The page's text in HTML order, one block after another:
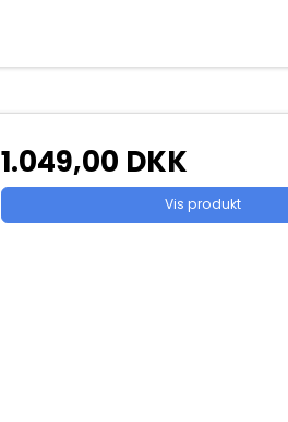
1.049,00 DKK
Vis produkt